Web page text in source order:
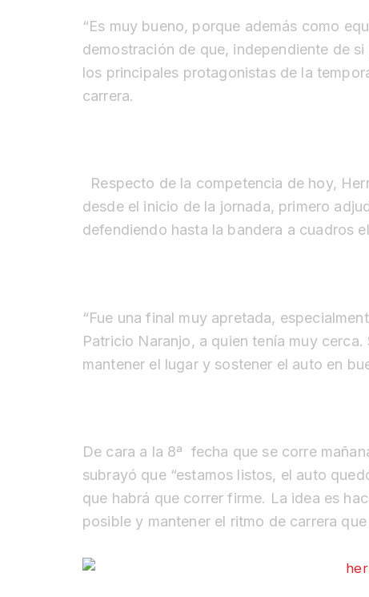
“Es muy bueno, porque además como
demostración de que, independiente de
los principales protagonistas de la
carrera.
Respecto de la competencia de hoy,
desde el inicio de la jornada, primero
defendiendo hasta la bandera a cuadros
“Fue una final muy apretada,
Patricio Naranjo, a quien tenía muy
mantener el lugar y sostener el auto en
De cara a la 8ª fecha que se corre
subrayó que “estamos listos, el auto
que habrá que correr firme. La idea es
posible y mantener el ritmo de carrera